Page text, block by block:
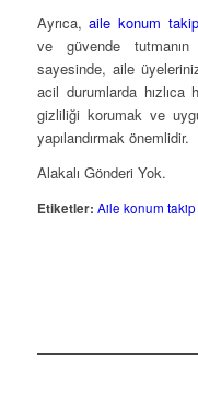
Ayrıca,aile konum
ve güvende
sayesinde, aile
acil durumlarda hızlıca
gizliliği korumak ve
yapılandırmak önemlidir.
Alakalı Gönderi Yok.
Etiketler: Aile konum takip